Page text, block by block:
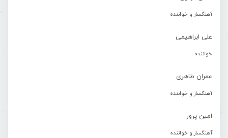
آهنگساز و خواننده
علی ابراهیمی
خواننده
عمران طاهری
آهنگساز و خواننده
امین پرور
آهنگساز و خواننده